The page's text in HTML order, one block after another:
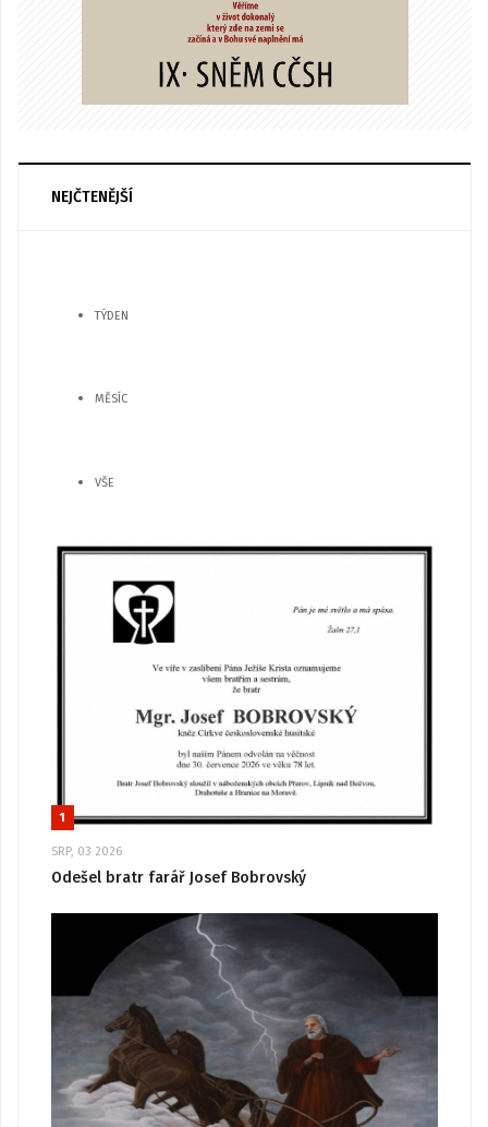
NEJČTENĚJŠÍ
TÝDEN
MĚSÍC
VŠE
1
SRP, 03 2026
Odešel bratr farář Josef Bobrovský